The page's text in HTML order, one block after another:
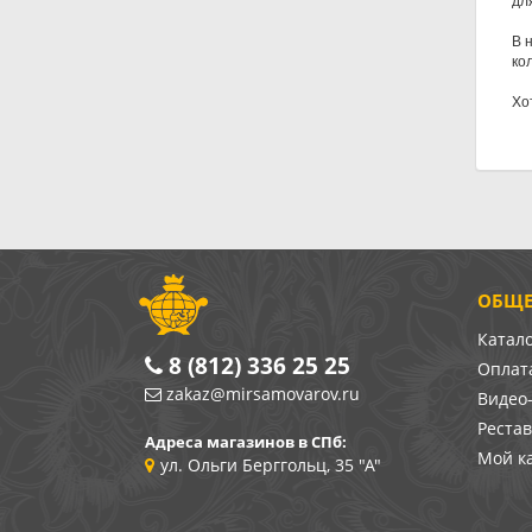
В
Мой
8 (812) 336 25 25
zakaz@mirsamovarov.ru
Адреса магазинов в СПб:
ул. Ольги Берггольц, 35 "А"